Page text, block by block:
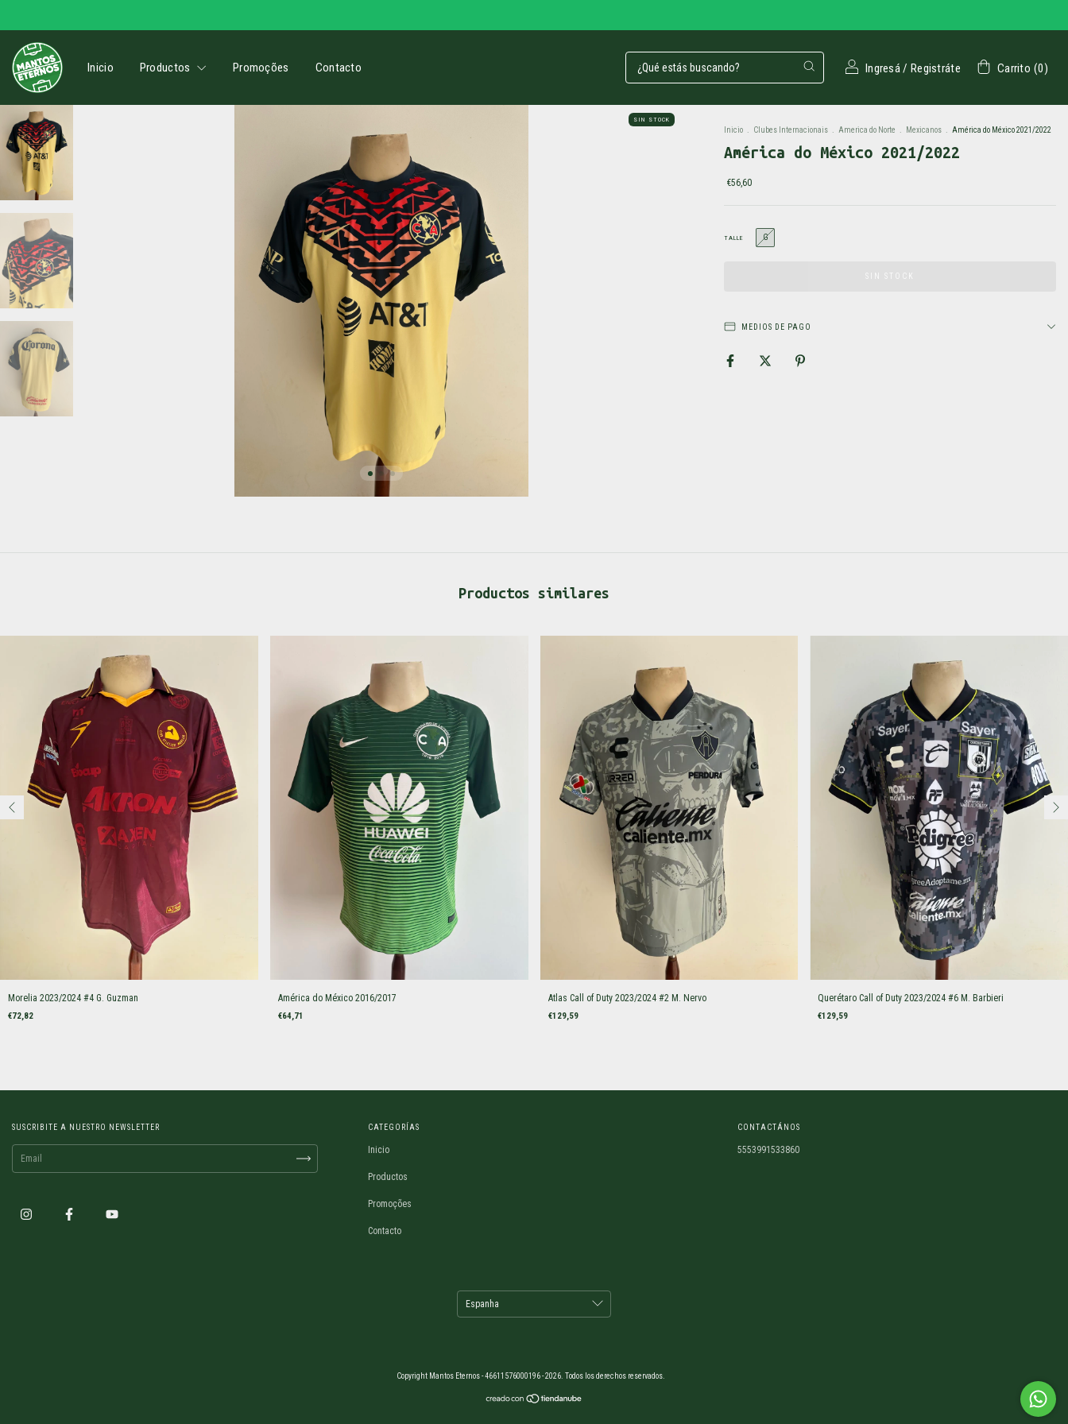
Inicio Productos Promoções Contacto Ingresá/ Registráte Carrito (0)
SIN STOCK
Inicio Clubes Internacionais America do Norte Mexicanos América do México 2021/2022
América do México 2021/2022
€56,60
TALLE G
MEDIOS DE PAGO
Productos similares
Morelia 2023/2024 #4 G. Guzman
€72,82
América do México 2016/2017
€64,71
Atlas Call of Duty 2023/2024 #2 M. Nervo
€129,59
Querétaro Call of Duty 2023/2024 #6 M. Barbieri
€129,59
SUSCRIBITE A NUESTRO NEWSLETTER CATEGORÍAS
Inicio
Productos
Promoções
Contacto
CONTACTÁNOS
5553991533860
Copyright Mantos Eternos - 46611576000196 - 2026. Todos los derechos reservados.